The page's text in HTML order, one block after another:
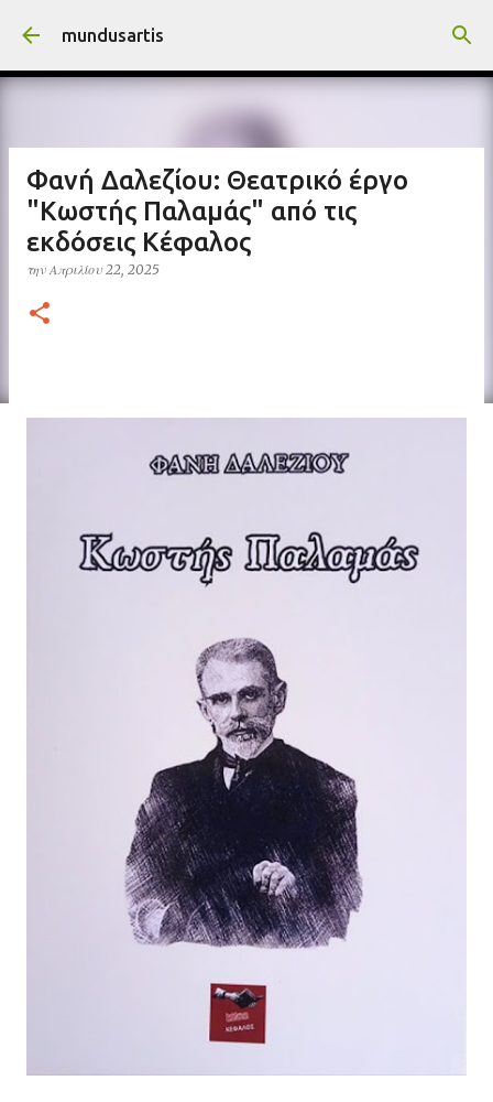
Μετάβαση στο κύριο περιεχόμενο
mundusartis
Φανή Δαλεζίου: Θεατρικό έργο
"Κωστής Παλαμάς" από τις
εκδόσεις Κέφαλος
τηνΑπριλίου 22, 2025